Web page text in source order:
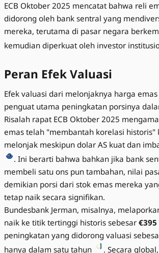
ECB Oktober 2025 mencatat bahwa reli
didorong oleh bank sentral yang
mereka, terutama di pasar negara
kemudian diperkuat oleh investor
Peran Efek Valuasi
Efek valuasi dari melonjaknya harga
penguat utama peningkatan porsinya
Risalah rapat ECB Oktober 2025
emas telah "membantah korelasi historis"
melonjak meskipun dolar AS kuat dan
. Ini berarti bahwa bahkan jika bank
membeli satu ons pun tambahan, nilai
demikian porsi dari stok emas mereka
tetap naik secara signifikan.
Bundesbank Jerman, misalnya,
naik ke titik tertinggi historis sebesar
peningkatan yang didorong valuasi
hanya dalam satu tahun
. Secara